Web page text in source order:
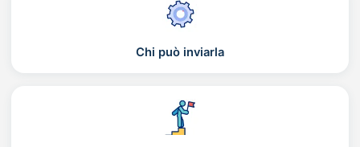
Chi può inviarla